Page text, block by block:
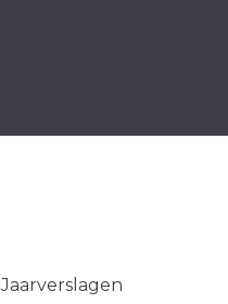
Jaarverslagen